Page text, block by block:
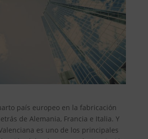
país europeo en la fabricación
de Alemania, Francia e Italia. Y
es uno de los principales